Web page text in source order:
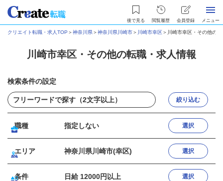
後で見る 閲覧履歴 会員登録 メニュー
クリエイト転職・求人TOP ＞神奈川県＞神奈川県川崎市＞ 川崎市幸区＞ 川崎市幸区・その他の
川崎市幸区・その他の転職・求人情報
検索条件の設定
絞り込む
職種 指定しない 選択
エリア 神奈川県川崎市(幸区) 選択
条件 日給 12000円以上 選択